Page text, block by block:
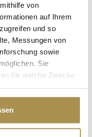
von
auf Ihrem
und so
Messungen von
sowie
Sie
für welche Zwecke
auf das Privacy